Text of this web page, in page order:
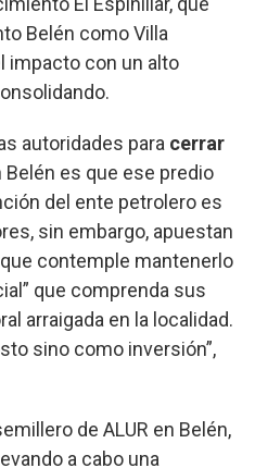
Belén como Villa
impacto con un alto
autoridades para cerrar
Belén es que ese predio
del ente petrolero es
sin embargo, apuestan
contemple mantenerlo
que comprenda sus
arraigada en la localidad.
sino como inversión”,
de ALUR en Belén,
a cabo una